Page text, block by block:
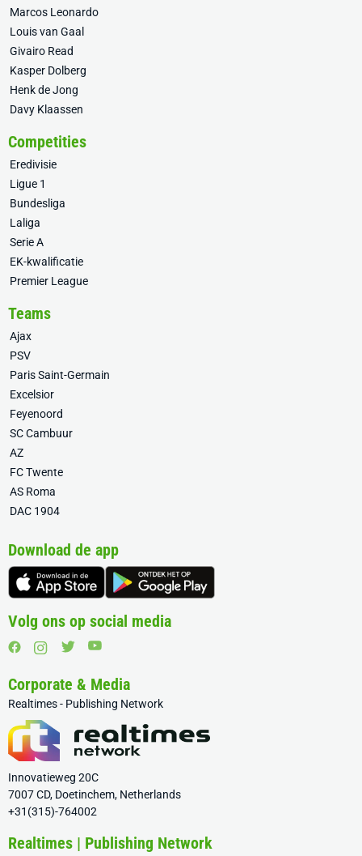
Marcos Leonardo
Louis van Gaal
Givairo Read
Kasper Dolberg
Henk de Jong
Davy Klaassen
Competities
Eredivisie
Ligue 1
Bundesliga
Laliga
Serie A
EK-kwalificatie
Premier League
Teams
Ajax
PSV
Paris Saint-Germain
Excelsior
Feyenoord
SC Cambuur
AZ
FC Twente
AS Roma
DAC 1904
Download de app
Volg ons op social media
Corporate & Media
Realtimes - Publishing Network
Innovatieweg 20C
7007 CD, Doetinchem, Netherlands
+31(315)-764002
Realtimes | Publishing Network